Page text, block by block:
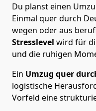
Du planst einen
Einmal quer durch
wegen oder aus
Stresslevel wird für
und die ruhigen
Ein Umzug quer
logistische
Vorfeld eine